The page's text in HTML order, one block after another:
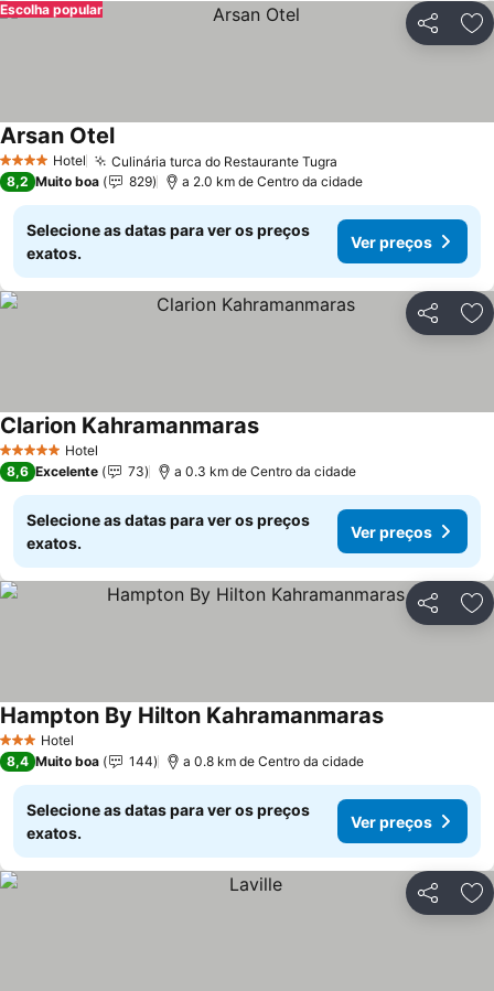
Partilhar
Escolha popular
4 EstrelasHotel Culinária turca do Restaurante Tugra
Arsan OtelVer preços
8,2 Muito boa 829 a 2.0 km de Centro da cidade
Selecione as datas para ver os preços
exatos.
Ver preços
Partilhar
5 Estrelas Hotel
Clarion KahramanmarasVer preços
8,6 Excelente 73 a 0.3 km de Centro da cidade
Selecione as datas para ver os preços
exatos.
Ver preços
Partilhar
3 EstrelasHotel
Hampton By Hilton KahramanmarasVer preços
8,4 Muito boa 144 a 0.8 km de Centro da cidade
Selecione as datas para ver os preços
exatos.
Ver preços
Partilhar